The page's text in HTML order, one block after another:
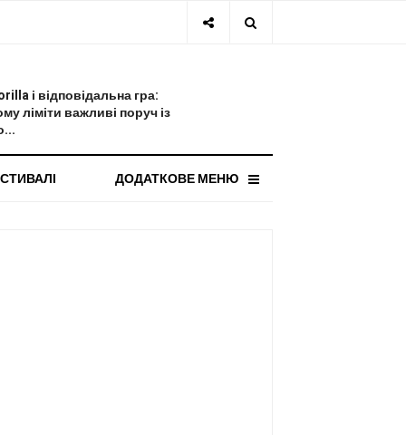
і відповідальна гра:
ліміти важливі поруч із
ДОДАТКОВЕ МЕНЮ